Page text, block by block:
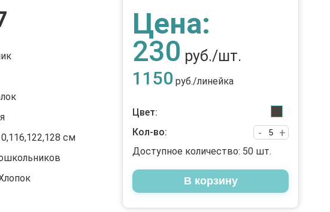
см
Цена:
230 руб./шт.
1150 руб./линейка
Цвет:
Кол-во:
+
-
Доступное количество: 50 шт.
В корзину